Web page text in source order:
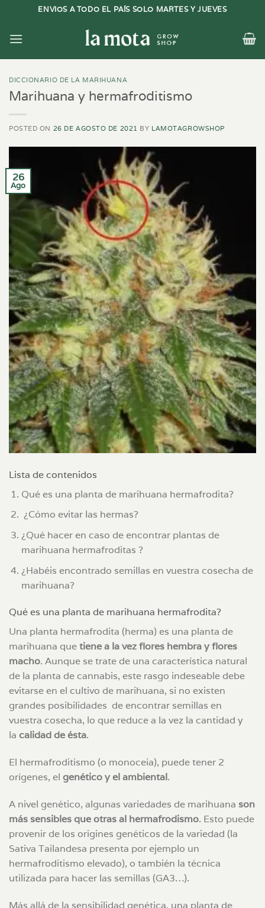
contenido
ENVIOS A TODO EL PAÍS SOLO MARTES Y JUEVES
DICCIONARIO DE LA MARIHUANA
Marihuana y hermafroditismo
POSTED ON 26 DE AGOSTO DE 2021 BY LAMOTAGROWSHOP
26
Ago
Lista de contenidos
Qué es una planta de marihuana hermafrodita?
¿Cómo evitar las hermas?
¿Qué hacer en caso de encontrar plantas de
marihuana hermafroditas ?
¿Habéis encontrado semillas en vuestra cosecha de
marihuana?
Qué es una planta de marihuana hermafrodita?
Una planta hermafrodita (herma) es una planta de
marihuana quetiene a la vez flores hembra y flores
macho. Aunque se trate de una característica natural
de la planta de cannabis, este rasgo indeseable debe
evitarse en el cultivo de marihuana, si no existen
grandes posibilidades de encontrar semillas en
vuestra cosecha, lo que reduce a la vez la cantidad y
la calidad de ésta.
El hermafroditismo (o monoceia), puede tener 2
orígenes, el genético y el ambiental.
A nivel genético, algunas variedades de marihuana son
más sensibles que otras al hermafrodismo. Esto puede
provenir de los origines genéticos de la variedad (la
Sativa Tailandesa presenta por ejemplo un
hermafroditismo elevado), o también la técnica
utilizada para hacer las semillas (GA3…).
Más allá de la sensibilidad genética, una planta de